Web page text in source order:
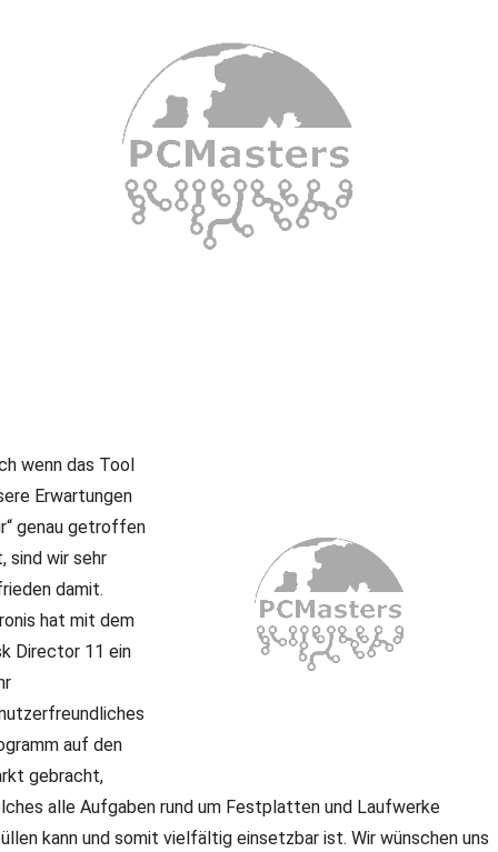
wenn das Tool
Erwartungen
genau getroffen
sind wir sehr
damit.
hat mit dem
Director 11 ein
auf den
gebracht,
alle Aufgaben rund um Festplatten und Laufwerke
kann und somit vielfältig einsetzbar ist. Wir wünschen uns